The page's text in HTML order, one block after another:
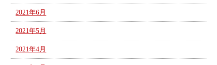
2021年6月
2021年5月
2021年4月